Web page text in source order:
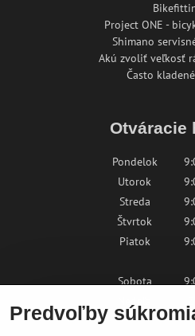
Project ONE -
Shimano
Akú zvoliť veľkosť
Často
Otváracie
Pondelok
Utorok
Streda
Štvrtok
Piatok
Sobota
Predvoľby